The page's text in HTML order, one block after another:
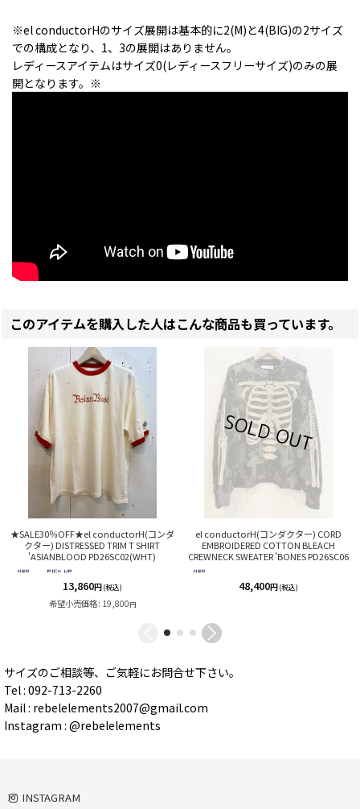
※el conductorHのサイズ展開は基本的に2(M)と4(BIG)の2サイズ
での構成となり、1、3の展開はありません。
レディースアイテムはサイズ0(レディースフリーサイズ)のみの展
開となります。※
このアイテムを購入した人はこんな商品も買っています。
★SALE30％OFF★el conductorH(コンダ
クター) DISTRESSED TRIM T SHIRT
'ASIANBLOOD PD26SC02(WHT)
13,860円 (税込)
希望小売価格: 19,800円
el conductorH(コンダクター) CORD
EMBROIDERED COTTON BLEACH
CREWNECK SWEATER 'BONES PD26SC06
48,400円 (税込)
サイズのご相談等、ご気軽にお問合せ下さい。
Tel : 092-713-2260
Mail : rebelelements2007@gmail.com
Instagram : @rebelelements
INSTAGRAM